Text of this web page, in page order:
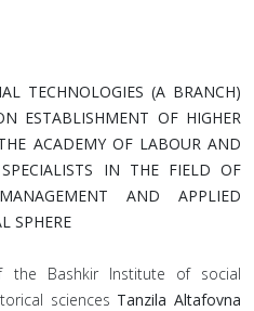
TECHNOLOGIES (A BRANCH)
ESTABLISHMENT OF HIGHER
ACADEMY OF LABOUR AND
IN THE FIELD OF
AND APPLIED
SPHERE
the Bashkir Institute of social
sciences Tanzila Аltafovna